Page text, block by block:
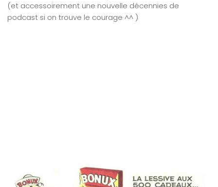
(et accessoirement une nouvelle décennies de
podcast si on trouve le courage ^^ )